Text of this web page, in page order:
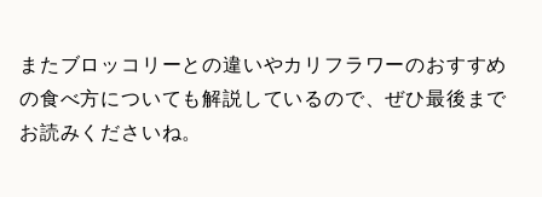
またブロッコリーとの違いやカリフラワーのおすすめ
の食べ方についても解説しているので、ぜひ最後まで
お読みくださいね。